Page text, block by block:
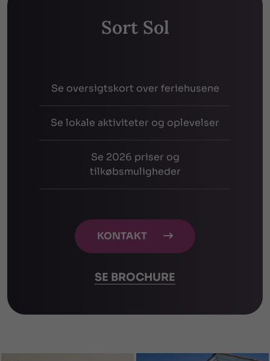
Sort Sol
Se oversigtskort over feriehusene
Se lokale aktiviteter og oplevelser
Se 2026 priser og
tilkøbsmuligheder
KONTAKT 
SE BROCHURE